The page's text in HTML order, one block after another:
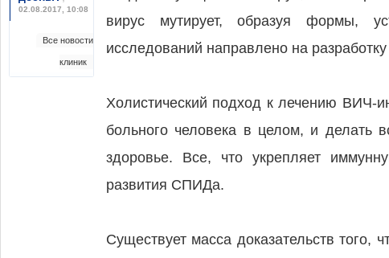
02.08.2017, 10:08
Все новости
клиник
вирус мутирует, образуя формы,
исследований направлено на
Холистический подход к лечению ВИЧ-
больного человека в целом, и делать
здоровье. Все, что укрепляет
развития СПИДа.
Существует масса доказательств того,